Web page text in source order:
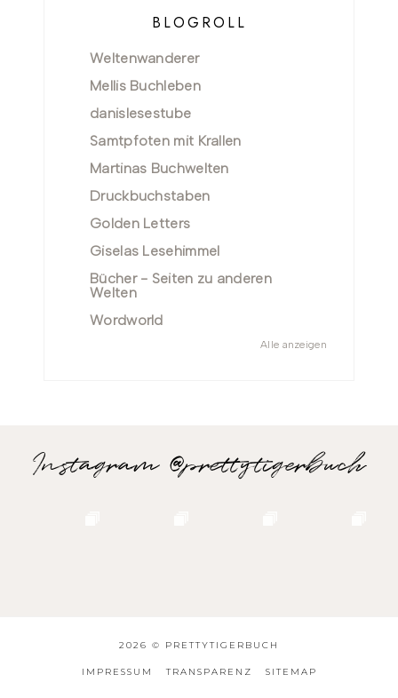
BLOGROLL
Weltenwanderer
Mellis Buchleben
danislesestube
Samtpfoten mit Krallen
Martinas Buchwelten
Druckbuchstaben
Golden Letters
Giselas Lesehimmel
Bücher - Seiten zu anderen
Welten
Wordworld
Alle anzeigen
Instagram @prettytigerbuch
2026 © PRETTYTIGERBUCH
IMPRESSUM TRANSPARENZ SITEMAP